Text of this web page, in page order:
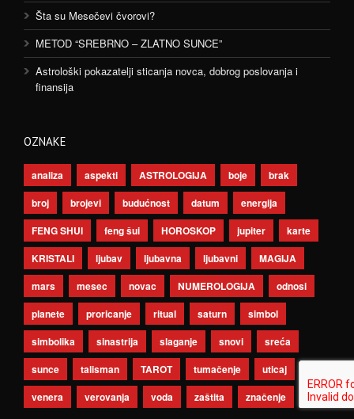
Šta su Mesečevi čvorovi?
METOD “SREBRNO – ZLATNO SUNCE”
Astrološki pokazatelji sticanja novca, dobrog poslovanja i
finansija
OZNAKE
analiza aspekti ASTROLOGIJA boje
brak
broj
brojevi budućnost datum
energija
FENG SHUI
feng šui HOROSKOP jupiter
karte
KRISTALI
ljubav ljubavna ljubavni
MAGIJA
mars
mesec novac NUMEROLOGIJA
odnosi
planete
proricanje ritual saturn
simbol
simbolika
sinastrija slaganje snovi
sreća
sunce
talisman TAROT tumačenje
uticaj
venera
verovanja voda zaštita značenje